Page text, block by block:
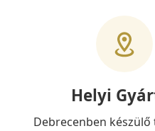
Helyi
Debrecenben